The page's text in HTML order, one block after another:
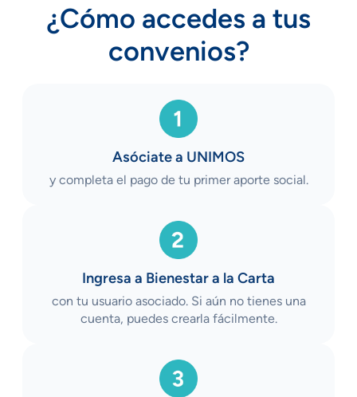
¿Cómo accedes a tus
convenios?
Asóciate a UNIMOS
y completa el pago de tu primer aporte social.
Ingresa a Bienestar a la Carta
con tu usuario asociado. Si aún no tienes una
cuenta, puedes crearla fácilmente.